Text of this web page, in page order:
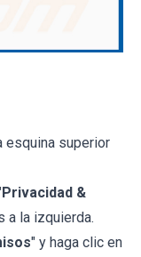
esquina superior
Privacidad &
a la izquierda.
" y haga clic en